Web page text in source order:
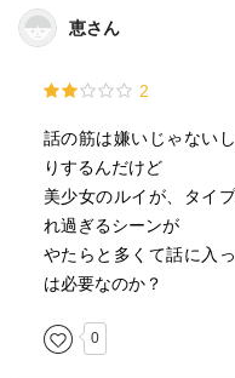
恵さん
2
話の筋は嫌いじゃない
りするんだけど
美少女のルイが、タイ
れ過ぎるシーンが
やたらと多くて話に入
は必要なのか？
0